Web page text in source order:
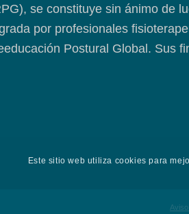
se constituye sin ánimo de
por profesionales
Postural Global. Sus
Aviso
Este sitio web utiliza cookies para